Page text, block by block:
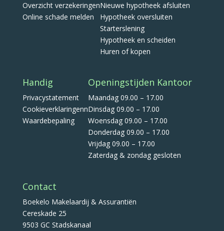
Overzicht verzekeringen
Online schade melden
Nieuwe hypotheek afsluiten
Hypotheek oversluiten
Starterslening
Hypotheek en scheiden
Huren of kopen
Handig
Privacystatement
Cookieverklaringenn
Waardebepaling
Openingstijden Kantoor
Maandag 09.00 – 17.00
Dinsdag 09.00 – 17.00
Woensdag 09.00 – 17.00
Donderdag 09.00 – 17.00
Vrijdag 09.00 – 17.00
Zaterdag & zondag gesloten
Contact
Boekelo Makelaardij & Assurantiën
Cereskade 25
9503 GC Stadskanaal